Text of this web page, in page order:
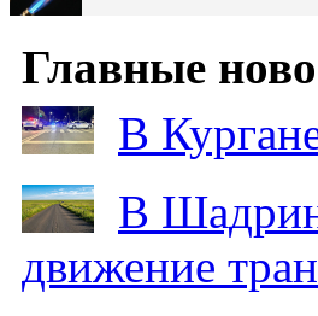
Главные
В
В
движение